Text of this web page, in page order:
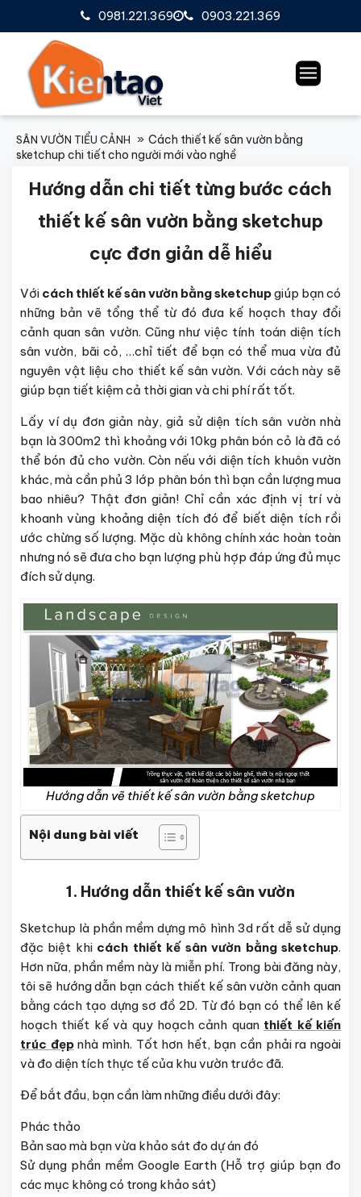
0903.221.369
0981.221.369
SÂN VƯỜN TIỂU CẢNH
Cách thiết kế sân vườn bằng
sketchup chi tiết cho người mới vào nghề
Hướng dẫn chi tiết từng bước cách
thiết kế sân vườn bằng sketchup
cực đơn giản dễ hiểu
Với cách thiết kế sân vườn bằng sketchupgiúp bạn có
những bản vẽ tổng thể từ đó đưa kế hoạch thay đổi
cảnh quan sân vườn. Cũng như việc tính toán diện tích
sân vườn, bãi cỏ, …chỉ tiết để bạn có thể mua vừa đủ
nguyên vật liệu cho thiết kế sân vườn. Với cách này sẽ
giúp bạn tiết kiệm cả thời gian và chi phí rất tốt.
Lấy ví dụ đơn giản này, giả sử diện tích sân vườn nhà
bạn là 300m2 thì khoảng với 10kg phân bón cỏ là đã có
thể bón đủ cho vườn. Còn nếu với diện tích khuôn vườn
khác, mà cần phủ 3 lớp phân bón thì bạn cần lượng mua
bao nhiêu? Thật đơn giản! Chỉ cần xác định vị trí và
khoanh vùng khoảng diện tích đó để biết diện tích rồi
ước chừng số lượng. Mặc dù không chính xác hoàn toàn
nhưng nó sẽ đưa cho bạn lượng phù hợp đáp ứng đủ mục
đích sử dụng.
Hướng dẫn vẽ thiết kế sân vườn bằng sketchup
Nội dung bài viết
1. Hướng dẫn thiết kế sân vườn
Sketchup là phần mềm dựng mô hình 3d rất dễ sử dụng
đặc biệt khi cách thiết kế sân vườn bằng sketchup.
Hơn nữa, phần mềm này là miễn phí. Trong bài đăng này,
tôi sẽ hướng dẫn bạn cách thiết kế sân vườn cảnh quan
bằng cách tạo dựng sơ đồ 2D. Từ đó bạn có thể lên kế
hoạch thiết kế và quy hoạch cảnh quan thiết kế kiến
trúc đẹpnhà mình. Tốt hơn hết, bạn cần phải ra ngoài
và đo diện tích thực tế của khu vườn trước đã.
Để bắt đầu, bạn cần làm những điều dưới đây:
Phác thảo
Bản sao mà bạn vừa khảo sát đo dự án đó
Sử dụng phần mềm Google Earth (Hỗ trợ giúp bạn đo
các mục không có trong khảo sát)